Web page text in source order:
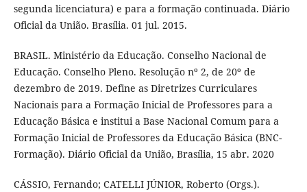
segunda licenciatura) e para a formação continuada. Diário
Oficial da União. Brasília. 01 jul. 2015.
BRASIL. Ministério da Educação. Conselho Nacional de
Educação. Conselho Pleno. Resolução nº 2, de 20º de
dezembro de 2019. Define as Diretrizes Curriculares
Nacionais para a Formação Inicial de Professores para a
Educação Básica e institui a Base Nacional Comum para a
Formação Inicial de Professores da Educação Básica (BNC-
Formação). Diário Oficial da União, Brasília, 15 abr. 2020
CÁSSIO, Fernando; CATELLI JÚNIOR, Roberto (Orgs.).